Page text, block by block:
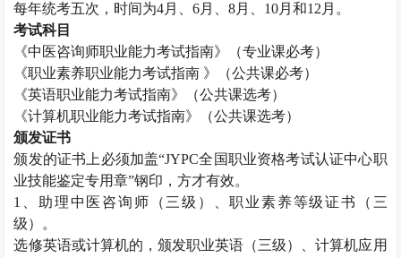
每年统考五次，时间为4月、6月、8月、10月和12月。
考试科目
《中医咨询师职业能力考试指南》（专业课必考）
《职业素养职业能力考试指南 》（公共课必考）
《英语职业能力考试指南》（公共课选考）
《计算机职业能力考试指南》（公共课选考）
颁发证书
颁发的证书上必须加盖“JYPC全国职业资格考试认证中心职
业技能鉴定专用章”钢印，方才有效。
1、助理中医咨询师（三级）、职业素养等级证书（三
级）。
选修英语或计算机的，颁发职业英语（三级）、计算机应用